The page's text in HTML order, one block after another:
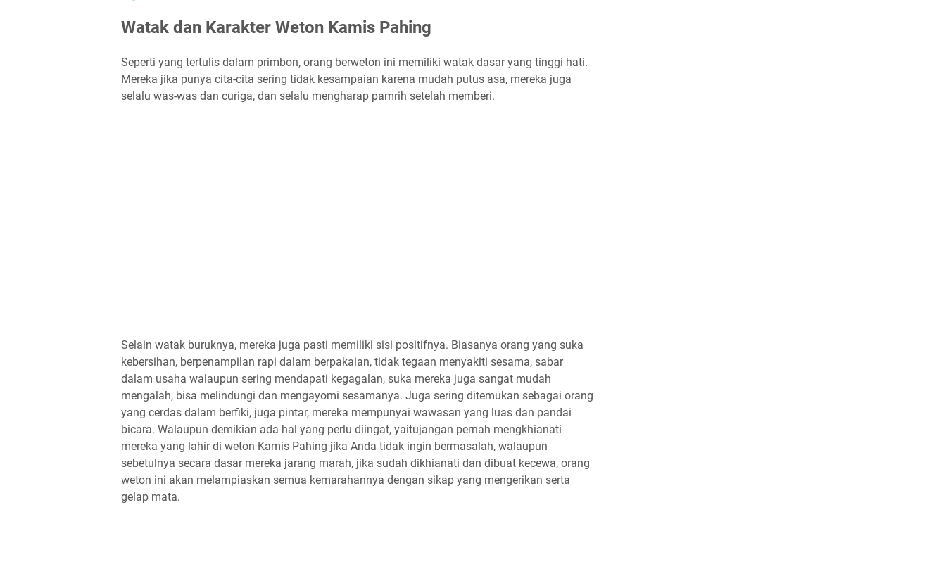
Watak dan Karakter Weton Kamis Pahing
Seperti yang tertulis dalam primbon, orang berweton ini memiliki watak dasar yang tinggi hati.
Mereka jika punya cita-cita sering tidak kesampaian karena mudah putus asa, mereka juga
selalu was-was dan curiga, dan selalu mengharap pamrih setelah memberi.
Selain watak buruknya, mereka juga pasti memiliki sisi positifnya. Biasanya orang yang suka
kebersihan, berpenampilan rapi dalam berpakaian, tidak tegaan menyakiti sesama, sabar
dalam usaha walaupun sering mendapati kegagalan, suka mereka juga sangat mudah
mengalah, bisa melindungi dan mengayomi sesamanya. Juga sering ditemukan sebagai orang
yang cerdas dalam berfiki, juga pintar, mereka mempunyai wawasan yang luas dan pandai
bicara. Walaupun demikian ada hal yang perlu diingat, yaitujangan pernah mengkhianati
mereka yang lahir di weton Kamis Pahing jika Anda tidak ingin bermasalah, walaupun
sebetulnya secara dasar mereka jarang marah, jika sudah dikhianati dan dibuat kecewa, orang
weton ini akan melampiaskan semua kemarahannya dengan sikap yang mengerikan serta
gelap mata.